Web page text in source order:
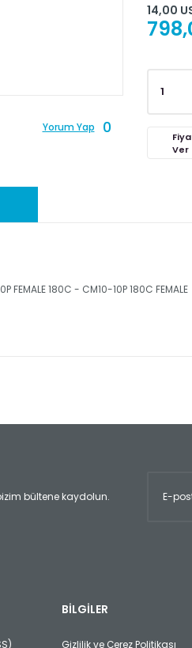
Yorum Yap 0
14,00
Ver
FEMALE 180C - CM10-10P 180C FEMALE
bültene kaydolun.
BİLGİLER
Gizlilik ve Çerez Politikası